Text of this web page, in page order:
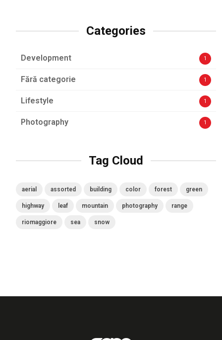
Categories
Development 1
Fără categorie 1
Lifestyle 1
Photography 1
Tag Cloud
aerial assorted building color forest green
highway leaf mountain photography range
riomaggiore sea snow